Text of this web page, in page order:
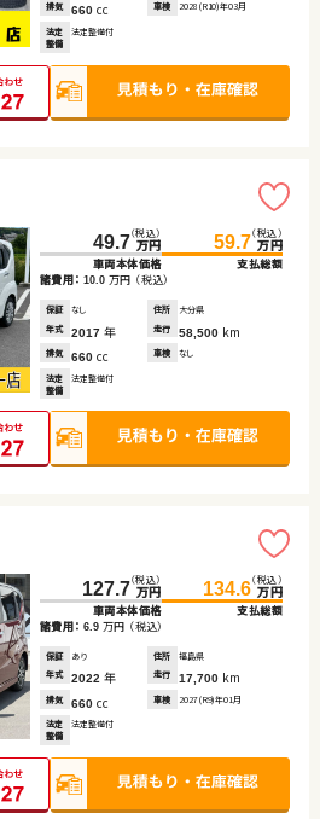
排気 660 cc 車検 2028(R10)年03月
法定
整備
法定整備付
49.7（税込）
万円
車両本体価格
59.7（税込）
万円
支払総額
諸費用： 10.0 万円 （税込）
保証 なし 住所
大分県
年式
2017 年 走行 58,500 km
排気 660 cc 車検 なし
法定
整備
法定整備付
127.7（税込）
万円
車両本体価格
134.6（税込）
万円
支払総額
諸費用： 6.9 万円 （税込）
保証 あり 住所
福島県
年式
2022 年 走行 17,700 km
排気 660 cc 車検 2027(R9)年01月
法定
整備
法定整備付